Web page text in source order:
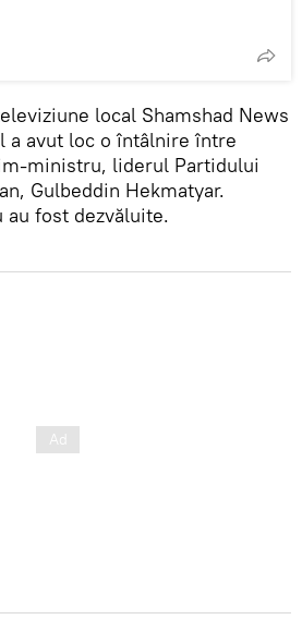
local Shamshad News
a avut loc o întâlnire între
ministru, liderul Partidului
Gulbeddin Hekmatyar.
fost dezvăluite.